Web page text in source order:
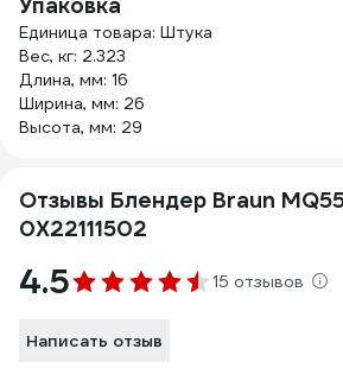
Единица товара: Штука
Вес, кг: 2.323
Длина, мм: 16
Ширина, мм: 26
Высота, мм: 29
Отзывы Блендер Braun
0X22111502
4.5 15 отзывов
Написать отзыв